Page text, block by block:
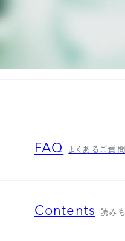
FAQ よくあるご質
Contents 読み